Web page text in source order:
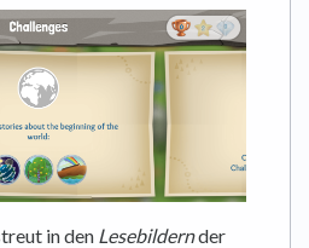
in den Lesebildernder